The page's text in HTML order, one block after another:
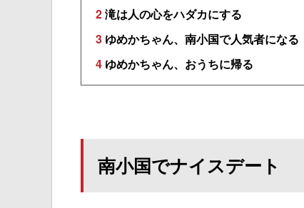
2滝は人の心をハダカにする
3 ゆめかちゃん、南小国で人気者になる
4 ゆめかちゃん、おうちに帰る
南小国でナイスデート